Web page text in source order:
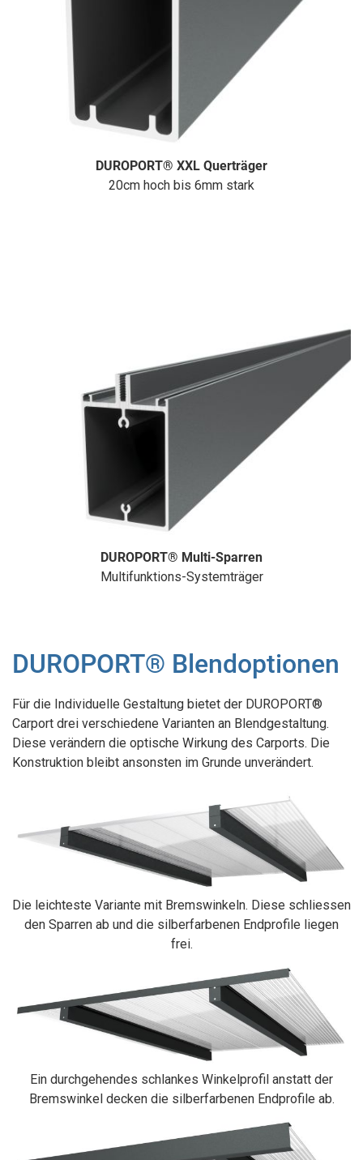
DUROPORT® XXL Querträger
20cm hoch bis 6mm stark
DUROPORT® Multi-Sparren
Multifunktions-Systemträger
DUROPORT® Blendoptionen
Für die Individuelle Gestaltung bietet der DUROPORT®
Carport drei verschiedene Varianten an Blendgestaltung.
Diese verändern die optische Wirkung des Carports. Die
Konstruktion bleibt ansonsten im Grunde unverändert.
Die leichteste Variante mit Bremswinkeln. Diese schliessen
den Sparren ab und die silberfarbenen Endprofile liegen
frei.
Ein durchgehendes schlankes Winkelprofil anstatt der
Bremswinkel decken die silberfarbenen Endprofile ab.